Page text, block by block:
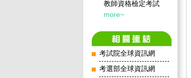
教師資格檢定考試
more~
考試院全球資訊網
考選部全球資訊網